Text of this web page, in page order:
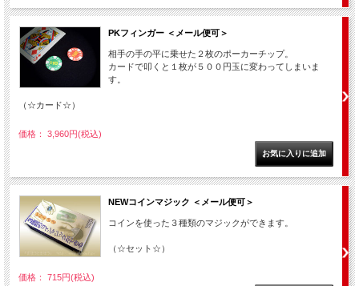
PKフィンガー ＜メール便可＞
相手の手の平に乗せた２枚のポーカーチップ。
カードで叩くと１枚が５００円玉に変わってしまいま
す。
（☆カード☆）
価格： 3,960円(税込)
NEWコインマジック ＜メール便可＞
コインを使った３種類のマジックができます。
（☆セット☆）
価格： 715円(税込)